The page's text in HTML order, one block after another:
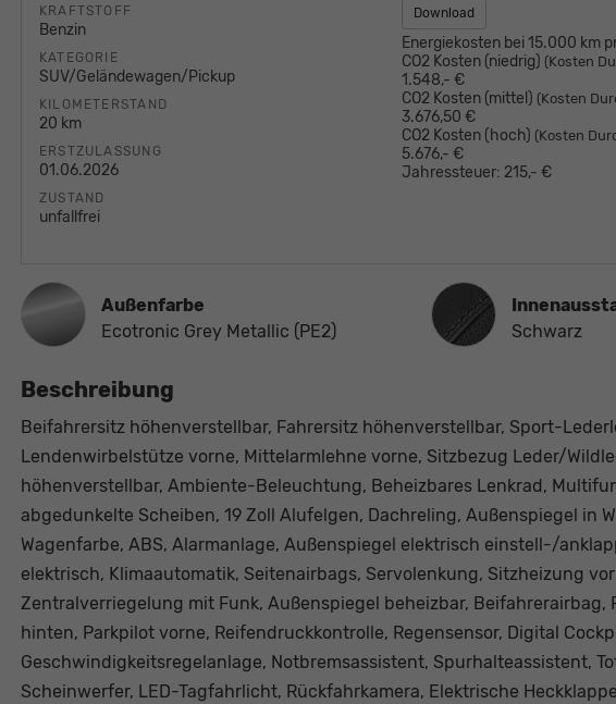
KRAFTSTOFF
Benzin
KATEGORIE
SUV/Geländewagen/Pickup
KILOMETERSTAND
20 km
ERSTZULASSUNG
01.06.2026
ZUSTAND
unfallfrei
Download
Energiekosten bei 15.000 km
CO2 Kosten (niedrig) (Kosten
1.548,- €
CO2 Kosten (mittel) (Kosten
3.676,50 €
CO2 Kosten (hoch) (Kosten
5.676,- €
Jahressteuer: 215,- €
Außenfarbe
Ecotronic Grey Metallic (PE2)
Innenausstattung
Schwarz
Beschreibung
Beifahrersitz höhenverstellbar, Fahrersitz höhenverstellbar, Sport-
Lendenwirbelstütze vorne, Mittelarmlehne vorne, Sitzbezug Leder/
höhenverstellbar, Ambiente-Beleuchtung, Beheizbares Lenkrad,
abgedunkelte Scheiben, 19 Zoll Alufelgen, Dachreling, Außenspiegel in
Wagenfarbe, ABS, Alarmanlage, Außenspiegel elektrisch einstell-/
elektrisch, Klimaautomatik, Seitenairbags, Servolenkung, Sitzheizung
Zentralverriegelung mit Funk, Außenspiegel beheizbar, Beifahrerairbag,
hinten, Parkpilot vorne, Reifendruckkontrolle, Regensensor, Digital
Geschwindigkeitsregelanlage, Notbremsassistent, Spurhalteassistent,
Scheinwerfer, LED-Tagfahrlicht, Rückfahrkamera, Elektrische